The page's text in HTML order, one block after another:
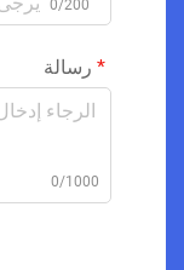
0/200
رسالة
0/1000